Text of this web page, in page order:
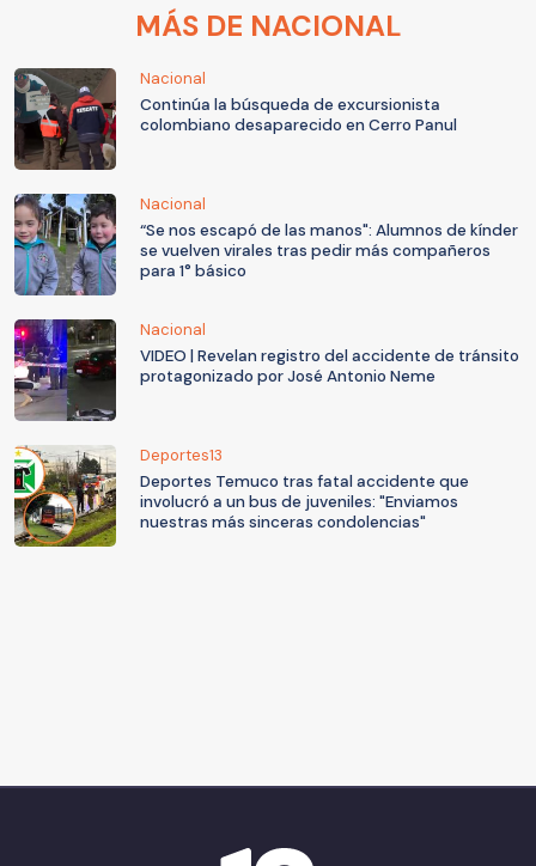
MÁS DE NACIONAL
Nacional
Continúa la búsqueda de excursionista
colombiano desaparecido en Cerro Panul
Nacional
“Se nos escapó de las manos": Alumnos de kínder
se vuelven virales tras pedir más compañeros
para 1° básico
Nacional
VIDEO | Revelan registro del accidente de tránsito
protagonizado por José Antonio Neme
Deportes13
Deportes Temuco tras fatal accidente que
involucró a un bus de juveniles: "Enviamos
nuestras más sinceras condolencias"